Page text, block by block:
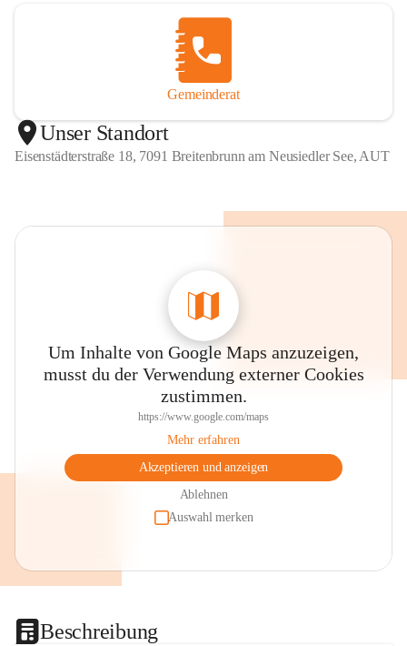
Gemeinderat
Unser Standort
Eisenstädterstraße 18, 7091 Breitenbrunn am Neusiedler See, AUT
Um Inhalte von Google Maps anzuzeigen,
musst du der Verwendung externer Cookies
zustimmen.
https://www.google.com/maps
Mehr erfahren
Akzeptieren und anzeigen
Ablehnen
Auswahl merken
Beschreibung